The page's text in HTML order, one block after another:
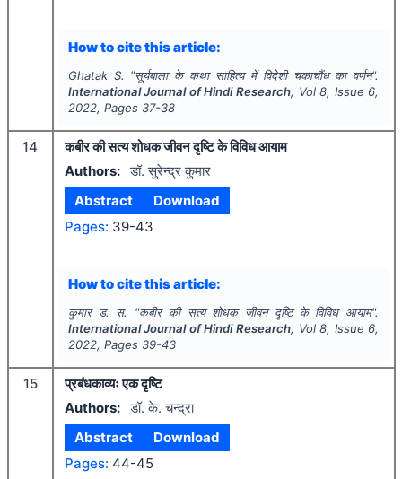
How to cite this article:
Ghatak S. "सूर्यबाला के कथा साहित्य में विदेशी चकाचौंध का वर्णन".
International Journal of Hindi Research, Vol8, Issue 6,
2022, Pages 37-38
14
कबीर की सत्य शोधक जीवन दृष्टि के विविध आयाम
Authors: डॉ. सुरेन्द्र कुमार
Abstract
Download
Pages: 39-43
How to cite this article:
कुमार ड. स. "कबीर की सत्य शोधक जीवन दृष्टि के विविध आयाम".
International Journal of Hindi Research, Vol8, Issue 6,
2022, Pages 39-43
15
प्रबंधकाव्यः एक दृष्टि
Authors: डॉ. के. चन्द्रा
Abstract
Download
Pages: 44-45